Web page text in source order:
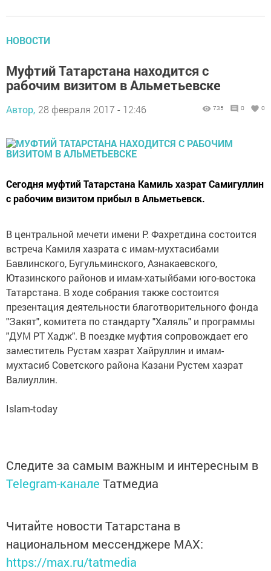
НОВОСТИ
Муфтий Татарстана находится с
рабочим визитом в Альметьевске
Автор, 28 февраля 2017 - 12:46 735 0 0
Сегодня муфтий Татарстана Камиль хазрат Самигуллин
с рабочим визитом прибыл в Альметьевск.
В центральной мечети имени Р. Фахретдина состоится
встреча Камиля хазрата с имам-мухтасибами
Бавлинского, Бугульминского, Азнакаевского,
Ютазинского районов и имам-хатыйбами юго-востока
Татарстана. В ходе собрания также состоится
презентация деятельности благотворительного фонда
"Закят", комитета по стандарту "Халяль" и программы
"ДУМ РТ Хадж". В поездке муфтия сопровождает его
заместитель Рустам хазрат Хайруллин и имам-
мухтасиб Советского района Казани Рустем хазрат
Валиуллин.
Islam-today
Следите за самым важным и интересным в
Telegram-канале Татмедиа
Читайте новости Татарстана в
национальном мессенджере MАХ:
https://max.ru/tatmedia